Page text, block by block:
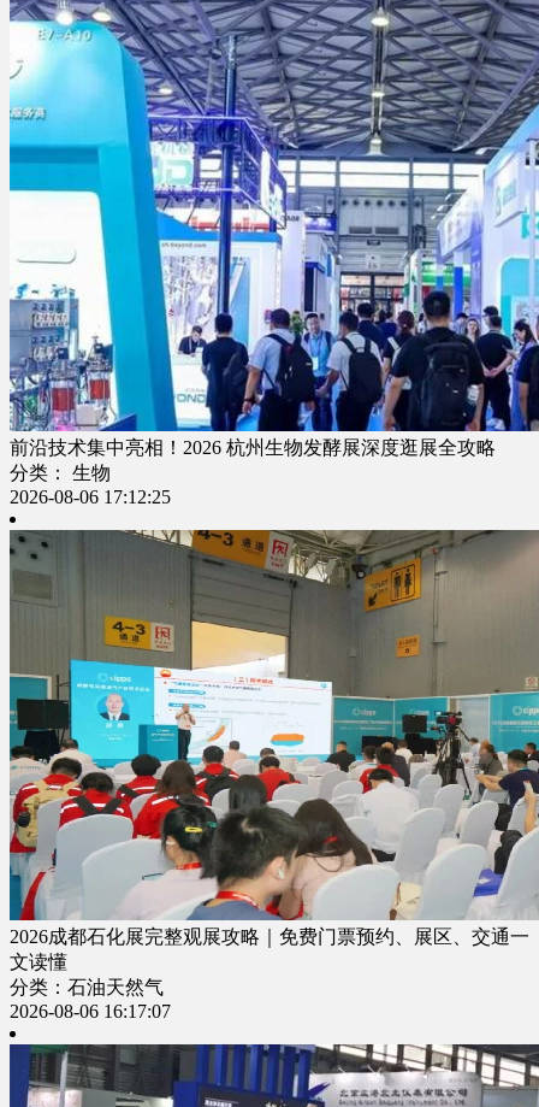
前沿技术集中亮相！2026 杭州生物发酵展深度逛展全攻略
分类： 生物
2026-08-06 17:12:25
2026成都石化展完整观展攻略｜免费门票预约、展区、交通一
文读懂
分类：石油天然气
2026-08-06 16:17:07